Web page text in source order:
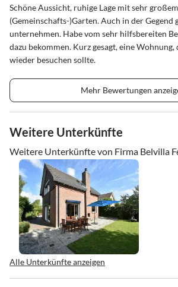
Schöne Aussicht, ruhige Lage mit sehr großem
(Gemeinschafts-)Garten. Auch in der Gegend
unternehmen. Habe vom sehr hilfsbereiten
dazu bekommen. Kurz gesagt, eine Wohnung,
wieder besuchen sollte.
Mehr Bewertungen
Weitere Unterkünfte
Weitere Unterkünfte von Firma Belvilla
Alle Unterkünfte anzeigen